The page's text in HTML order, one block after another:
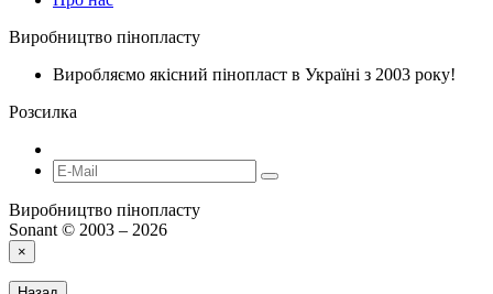
Виробництво пінопласту
Виробляємо якісний пінопласт в Україні з 2003 року!
Розсилка
Виробництво пінопласту
Sonant © 2003 – 2026
×